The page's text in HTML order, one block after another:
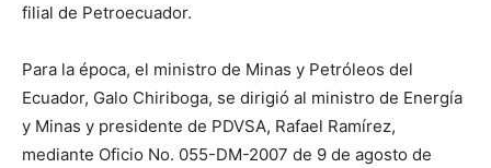
filial de Petroecuador.
Para la época, el ministro de Minas y Petróleos del
Ecuador, Galo Chiriboga, se dirigió al ministro de Energía
y Minas y presidente de PDVSA, Rafael Ramírez,
mediante Oficio No. 055-DM-2007 de 9 de agosto de